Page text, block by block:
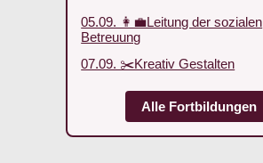
05.09. 👩‍💼Leitung der sozialen
Betreuung
07.09. ✂️Kreativ Gestalten
Alle Fortbildungen